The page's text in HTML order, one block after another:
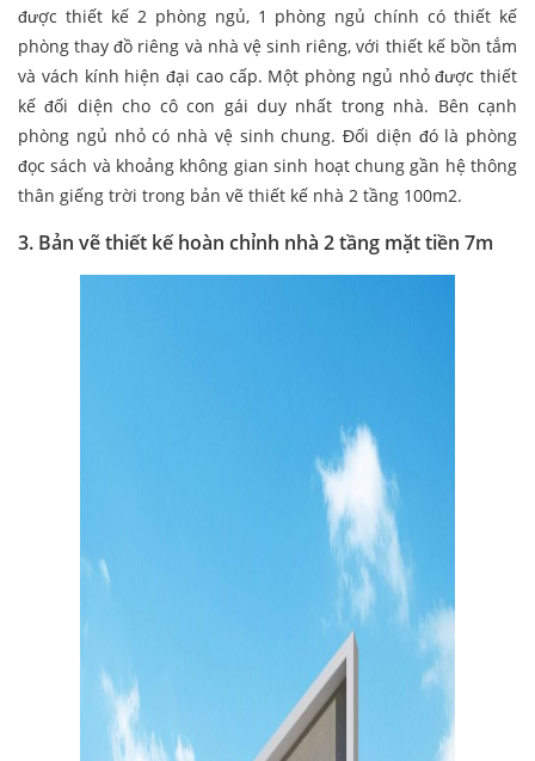
được thiết kế 2 phòng ngủ, 1 phòng ngủ chính có thiết kế
phòng thay đồ riêng và nhà vệ sinh riêng, với thiết kế bồn tắm
và vách kính hiện đại cao cấp. Một phòng ngủ nhỏ được thiết
kế đối diện cho cô con gái duy nhất trong nhà. Bên cạnh
phòng ngủ nhỏ có nhà vệ sinh chung. Đối diện đó là phòng
đọc sách và khoảng không gian sinh hoạt chung gần hệ thông
thân giếng trời trong bản vẽ thiết kế nhà 2 tầng 100m2.
3. Bản vẽ thiết kế hoàn chỉnh nhà 2 tầng mặt tiền 7m